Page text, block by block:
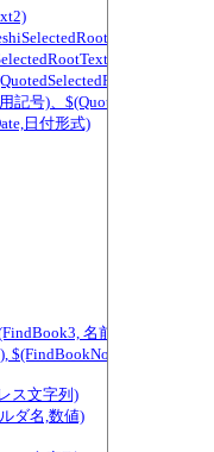
記号)、$(QuoteWidth, 文字
日付形式)
名前+メールアド
...) ～
ス文字列)
ダ名,数値)